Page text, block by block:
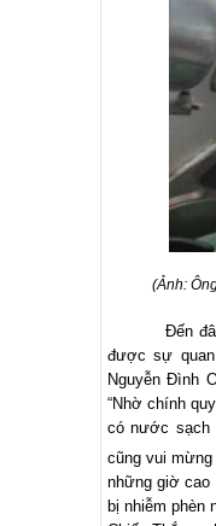
(Ảnh:
Đến
được sự
Nguyễn Đình
“Nhờ chính
có nước sạch
cũng vui mừng
những giờ cao
bị nhiễm